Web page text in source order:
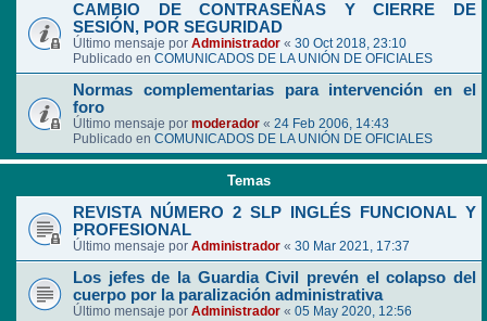
CAMBIO DE CONTRASEÑAS Y CIERRE DE
SESIÓN, POR SEGURIDAD
Último mensaje por Administrador « 30 Oct 2018, 23:10
Publicado en COMUNICADOS DE LA UNIÓN DE OFICIALES
Normas complementarias para intervención en el
foro
Último mensaje por moderador « 24 Feb 2006, 14:43
Publicado en COMUNICADOS DE LA UNIÓN DE OFICIALES
Temas
REVISTA NÚMERO 2 SLP INGLÉS FUNCIONAL Y
PROFESIONAL
Último mensaje por Administrador « 30 Mar 2021, 17:37
Los jefes de la Guardia Civil prevén el colapso del
cuerpo por la paralización administrativa
Último mensaje por Administrador « 05 May 2020, 12:56